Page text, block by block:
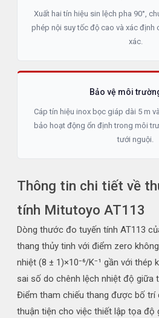
Xuất hai tín hiệu sin lệch pha 90°,
phép nội suy tốc độ cao và xác định
xác.
Bảo vệ môi
Cáp tín hiệu inox bọc giáp dài 5 m
bảo hoạt động ổn định trong môi
tưới nguội.
Thông tin chi tiết về
tính Mitutoyo AT113
Dòng thước đo tuyến tính AT113
thang thủy tinh với điểm zero
nhiệt (8 ± 1)×10⁻⁶/K⁻¹ gần với thép
sai số do chênh lệch nhiệt độ giữa
Điểm tham chiếu thang được bố trí
thuận tiện cho việc thiết lập tọa độ